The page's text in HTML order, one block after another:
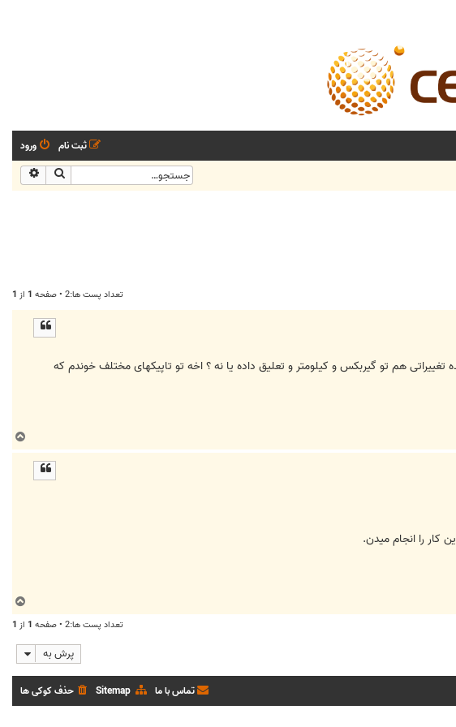
ورود
ثبت نام
جستجو
تعداد پست ها:2 • صفحه 1 از 1
این پژوهایی که از خود کارخونه رینگ 15 با لاستیک 65/ 185 بجای رینگ 14 میبنده تغییراتی هم تو گیربکس و کیلومتر و تعلیق داده یا نه ؟ اخه تو تاپیکهای مختلف خوندم که
ا
را انجام میدن.
ا
تعداد پست ها:2 • صفحه 1 از 1
پرش به
حذف کوکی ها Sitemap تماس با ما